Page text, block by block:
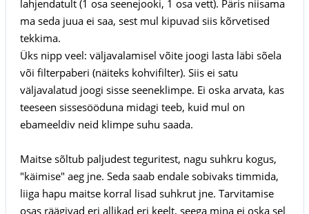
lahjendatult (1 osa seenejooki, 1 osa vett). Päris niisama
ma seda juua ei saa, sest mul kipuvad siis kõrvetised
tekkima.
Üks nipp veel: väljavalamisel võite joogi lasta läbi sõela
või filterpaberi (näiteks kohvifilter). Siis ei satu
väljavalatud joogi sisse seeneklimpe. Ei oska arvata, kas
teeseen sissesööduna midagi teeb, kuid mul on
ebameeldiv neid klimpe suhu saada.
Maitse sõltub paljudest teguritest, nagu suhkru kogus,
"käimise" aeg jne. Seda saab endale sobivaks timmida,
liiga hapu maitse korral lisad suhkrut jne. Tarvitamise
osas räägivad eri allikad eri keelt, seega mina ei oska sel